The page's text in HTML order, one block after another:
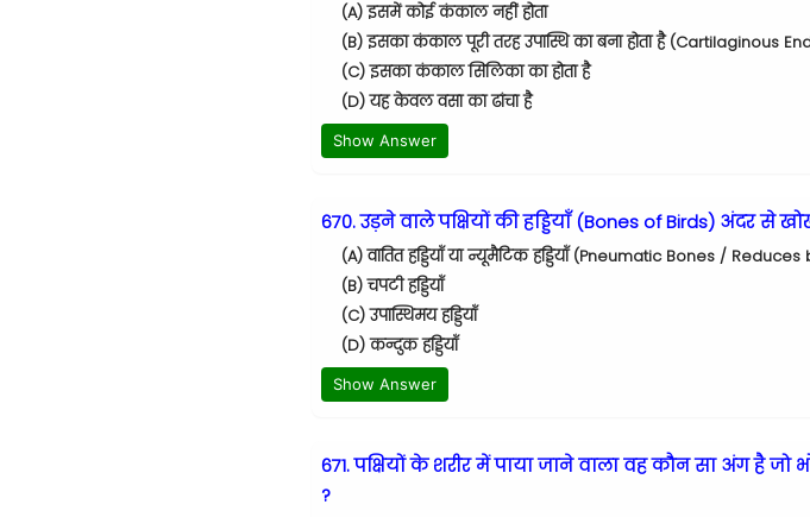
(A) इसमें कोई कंकाल नहीं होता
(B) इसका कंकाल पूरी तरह उपास्थि का बना होता है (Cartilaginous
(C) इसका कंकाल सिलिका का होता है
(D) यह केवल वसा का ढांचा है
Show Answer
670. उड़ने वाले पक्षियों की हड्डियाँ (Bones of Birds) अंदर से
(A) वातित हड्डियाँ या न्यूमैटिक हड्डियाँ (Pneumatic Bones /
(B) चपटी हड्डियाँ
(C) उपास्थिमय हड्डियाँ
(D) कन्दुक हड्डियाँ
Show Answer
671. पक्षियों के शरीर में पाया जाने वाला वह कौन सा अंग है
?